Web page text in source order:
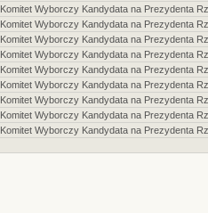
Komitet Wyborczy Kandydata na Prezydenta
Komitet Wyborczy Kandydata na Prezydenta
Komitet Wyborczy Kandydata na Prezydenta
Komitet Wyborczy Kandydata na Prezydenta
Komitet Wyborczy Kandydata na Prezydenta
Komitet Wyborczy Kandydata na Prezydenta
Komitet Wyborczy Kandydata na Prezydenta
Komitet Wyborczy Kandydata na Prezydenta
Komitet Wyborczy Kandydata na Prezydenta